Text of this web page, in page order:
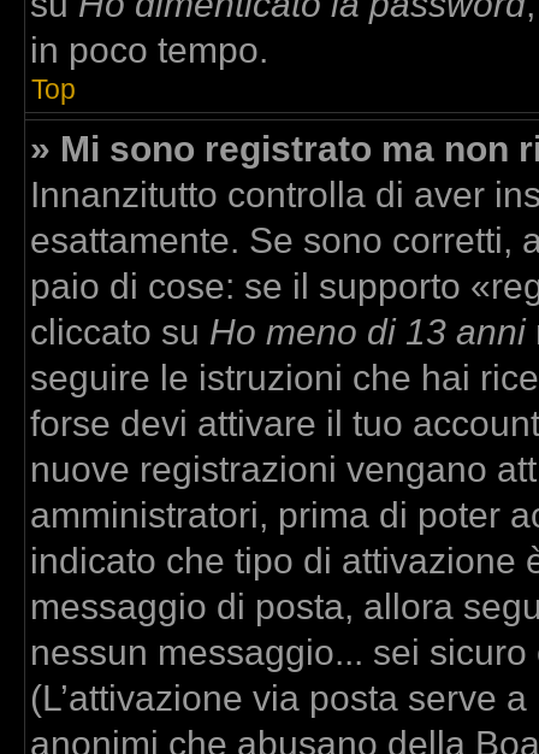
in poco tempo.
Top
» Mi sono registrato ma non
Innanzitutto controlla di aver
esattamente. Se sono corretti,
paio di cose: se il supporto
cliccato su Ho meno di 13 anni
seguire le istruzioni che hai
forse devi attivare il tuo
nuove registrazioni vengano
amministratori, prima di poter
indicato che tipo di attivazione
messaggio di posta, allora
nessun messaggio... sei
(L’attivazione via posta serve
anonimi che abusano della